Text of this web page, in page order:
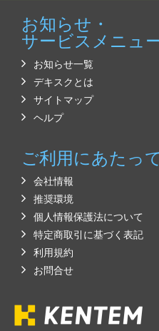
お知らせ・
サービスメニュ
お知らせ一覧
デキスクとは
サイトマップ
ヘルプ
ご利用にあたって
会社情報
推奨環境
個人情報保護法について
特定商取引に基づく表記
利用規約
お問合せ